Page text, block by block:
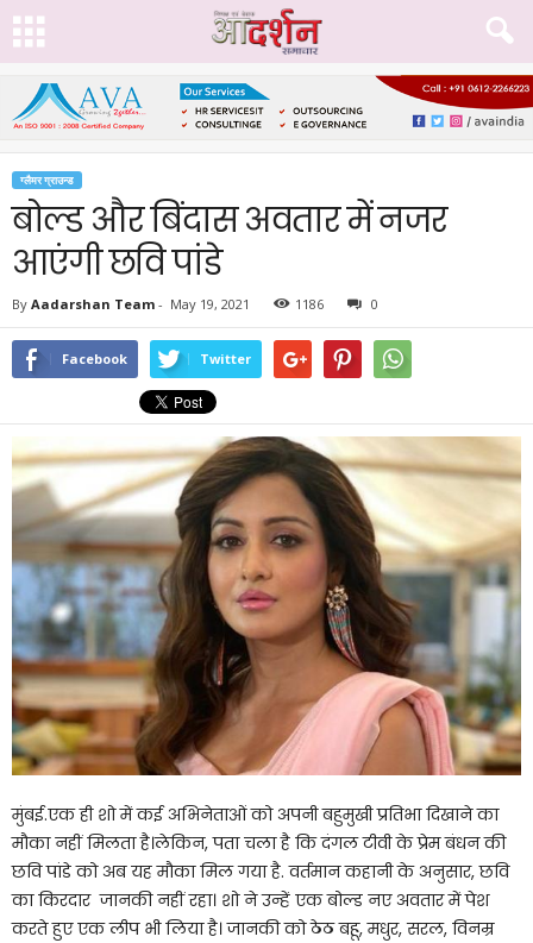
ग्लैमर ग्राउन्ड
बोल्ड और बिंदास अवतार में नजर
आएंगी छवि पांडे
By Aadarshan Team - May 19, 2021 1186 0
Facebook Twitter
मुंबई.एक ही शो में कई अभिनेताओं को अपनी बहुमुखी प्रतिभा दिखाने का
मौका नहीं मिलता है।लेकिन, पता चला है कि दंगल टीवी के प्रेम बंधन की
छवि पांडे को अब यह मौका मिल गया है. वर्तमान कहानी के अनुसार, छवि
का किरदार जानकी नहीं रहा। शो ने उन्हें एक बोल्ड नए अवतार में पेश
करते हुए एक लीप भी लिया है। जानकी को ठेठ बहू, मधुर, सरल, विनम्र